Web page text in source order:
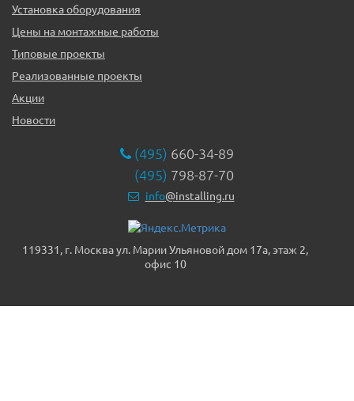
Установка оборудования
Цены на монтажные работы
Типовые проекты
Реализованные проекты
Акции
Новости
(495) 660-34-89
(495) 798-87-70
info@installing.ru
119331, г. Москва ул. Марии Ульяновой дом 17а, этаж 2,
офис 10